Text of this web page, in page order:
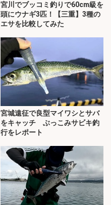
宮川でブッコミ釣りで60cm級を
頭にウナギ3匹！【三重】3種の
エサを比較してみた
宮城遠征で良型マイワシとサバ
をキャッチ ぶっこみサビキ釣
行をレポート